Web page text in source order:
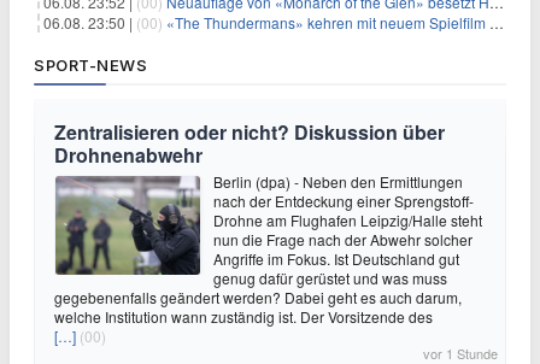
06.08. 23:50 | (00) «The Thundermans» kehren mit neuem Spielfilm zurück
SPORT-NEWS
Zentralisieren oder nicht? Diskussion über
Drohnenabwehr
Berlin (dpa) - Neben den Ermittlungen
nach der Entdeckung einer Sprengstoff-
Drohne am Flughafen Leipzig/Halle steht
nun die Frage nach der Abwehr solcher
Angriffe im Fokus. Ist Deutschland gut
genug dafür gerüstet und was muss
gegebenenfalls geändert werden? Dabei geht es auch darum,
welche Institution wann zuständig ist. Der Vorsitzende des
[…] (00)
vor 1 Stunde